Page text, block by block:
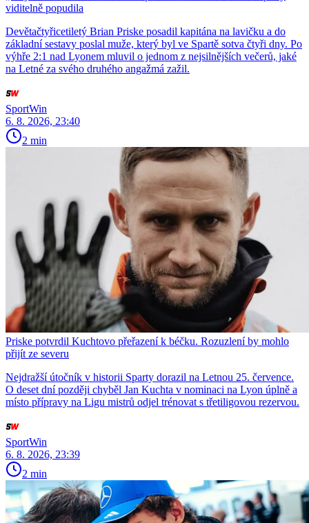
viditelně popudila
Devětačtyřicetiletý Brian Priske posadil kapitána na lavičku a do
základní sestavy poslal muže, který byl ve Spartě sotva čtyři dny. Po
výhře 2:1 nad Lyonem mluvil o jednom z nejsilnějších večerů, jaké
na Letné za svého druhého angažmá zažil.
SportWin
6. 8. 2026, 23:40
2 min
Priske potvrdil Kuchtovo přeřazení k béčku. Rozuzlení by mohlo
přijít ze severu
Nejdražší útočník v historii Sparty dorazil na Letnou 25. července.
O deset dní později chyběl Jan Kuchta v nominaci na Lyon úplně a
místo přípravy na Ligu mistrů odjel trénovat s třetiligovou rezervou.
SportWin
6. 8. 2026, 23:39
2 min